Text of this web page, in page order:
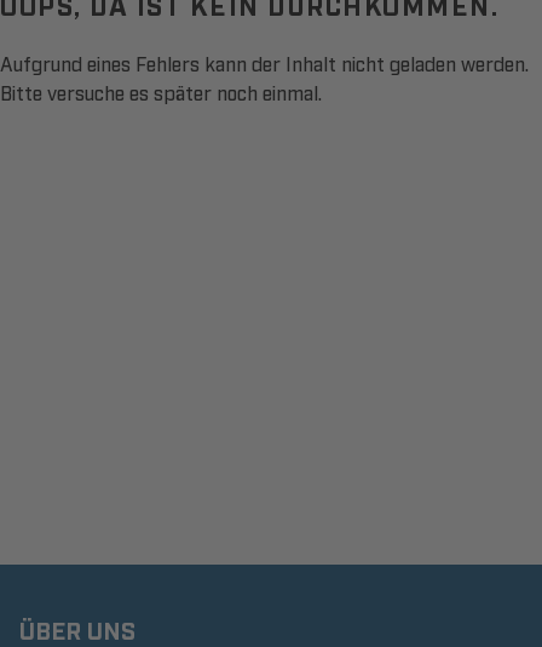
Aufgrund eines Fehlers kann der Inhalt nicht geladen werden.
Bitte versuche es später noch einmal.
ÜBER UNS